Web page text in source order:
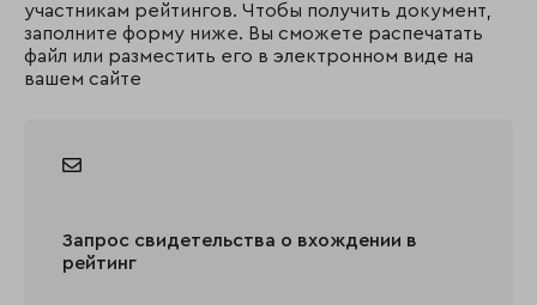
участникам рейтингов. Чтобы получить документ,
заполните форму ниже. Вы сможете распечатать
файл или разместить его в электронном виде на
вашем сайте
Запрос свидетельства о вхождении в
рейтинг